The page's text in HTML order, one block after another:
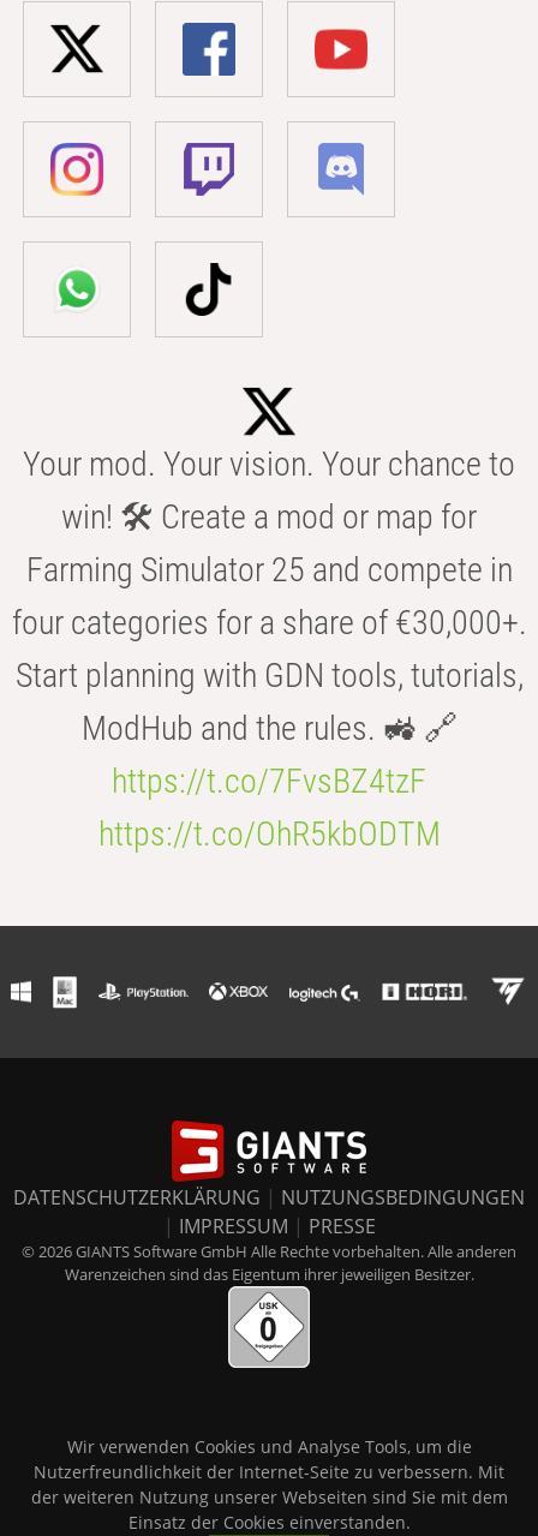
Your mod. Your vision. Your chance to
win! 🛠️ Create a mod or map for
Farming Simulator 25 and compete in
four categories for a share of €30,000+.
Start planning with GDN tools, tutorials,
ModHub and the rules. 🚜 🔗
https://t.co/7FvsBZ4tzF
https://t.co/OhR5kbODTM
DATENSCHUTZERKLÄRUNG | NUTZUNGSBEDINGUNGEN
| IMPRESSUM | PRESSE
© 2026 GIANTS Software GmbH Alle Rechte vorbehalten. Alle anderen
Warenzeichen sind das Eigentum ihrer jeweiligen Besitzer.
Wir verwenden Cookies und Analyse Tools, um die
Nutzerfreundlichkeit der Internet-Seite zu verbessern. Mit
der weiteren Nutzung unserer Webseiten sind Sie mit dem
Einsatz der Cookies einverstanden.